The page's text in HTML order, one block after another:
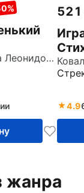
Коваль Татьяна Леонидовна
521
4.9
жанра